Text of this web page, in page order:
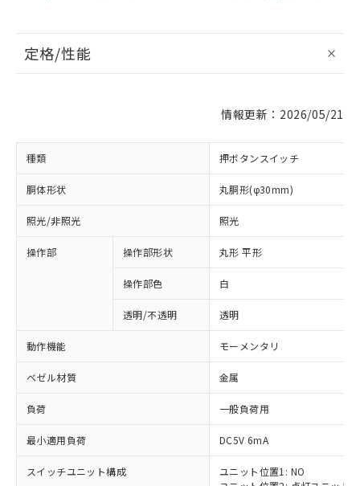
定格/性能
情報更新：2026/05/21
種類 押ボタンスイッチ
胴体形状 丸胴形(φ30mm)
照光/非照光 照光
操作部 操作部形状 丸形 平形
操作部色 白
透明/不透明 透明
動作機能 モーメンタリ
ベゼル材質 金属
負荷 一般負荷用
最小適用負荷 DC5V 6mA
スイッチユニット構成
ユニット位置1: NO